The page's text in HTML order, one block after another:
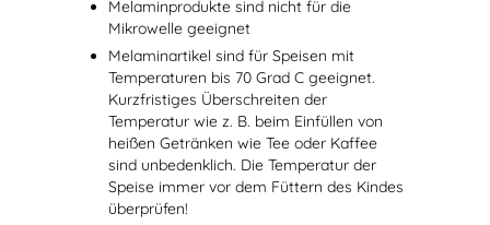
Melaminprodukte sind nicht für die
Mikrowelle geeignet
Melaminartikel sind für Speisen mit
Temperaturen bis 70 Grad C geeignet.
Kurzfristiges Überschreiten der
Temperatur wie z. B. beim Einfüllen von
heißen Getränken wie Tee oder Kaffee
sind unbedenklich. Die Temperatur der
Speise immer vor dem Füttern des Kindes
überprüfen!